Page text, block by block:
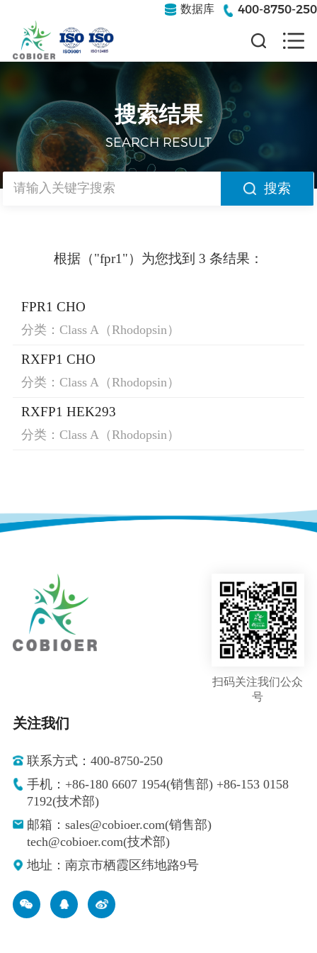
数据库 400-8750-250
搜索结果
SEARCH RESULT
搜索
根据（"fpr1"）为您找到 3 条结果：
FPR1 CHO
分类：Class A（Rhodopsin）
RXFP1 CHO
分类：Class A（Rhodopsin）
RXFP1 HEK293
分类：Class A（Rhodopsin）
扫码关注我们公众
号
关注我们
联系方式：400-8750-250
手机：+86-180 6607 1954(销售部) +86-153 0158
7192(技术部)
邮箱：sales@cobioer.com(销售部)
tech@cobioer.com(技术部)
地址：南京市栖霞区纬地路9号